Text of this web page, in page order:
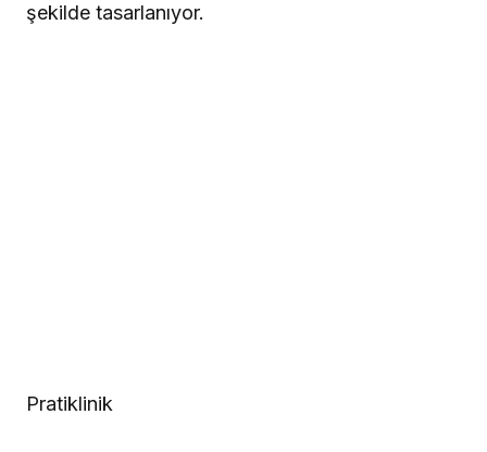
şekilde tasarlanıyor.
Pratiklinik